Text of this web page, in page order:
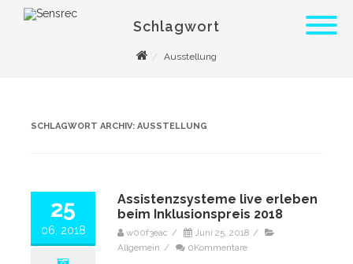
Schlagwort
Ausstellung
SCHLAGWORT ARCHIV: AUSSTELLUNG
25
06, 2018
Assistenzsysteme live erleben
beim Inklusionspreis 2018
w00f3eac / Juni 25, 2018 /
Allgemein / 0Kommentare